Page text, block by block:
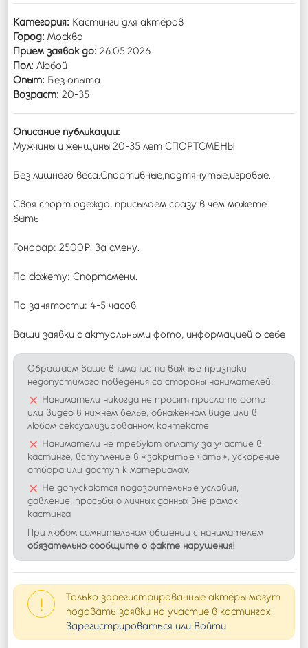
Категория: Кастинги для актёров
Город: Москва
Прием заявок до: 26.05.2026
Пол: Любой
Опыт: Без опыта
Возраст: 20-35
Описание публикации:
Мужчины и женщины 20-35 лет СПОРТСМЕНЫ
Без лишнего веса.Спортивные,подтянутые,игровые.
Своя спорт одежда, присылаем сразу в чем можете
быть
Гонорар: 2500₽. За смену.
По сюжету: Спортсмены.
По занятости: 4-5 часов.
Ваши заявки с актуальными фото, информацией о себе
Обращаем ваше внимание на важные признаки
недопустимого поведения со стороны нанимателей:
× Наниматели никогда не просят прислать фото
или видео в нижнем белье, обнаженном виде или в
любом сексуализированном контексте
× Наниматели не требуют оплату за участие в
кастинге, вступление в «закрытые чаты», ускорение
отбора или доступ к материалам
× Не допускаются подозрительные условия,
давление, просьбы о личных данных вне рамок
кастинга
При любом сомнительном общении с нанимателем
обязательно сообщите о факте нарушения!
!
Только зарегистрированные актёры могут
подавать заявки на участие в кастингах.
Зарегистрироваться или Войти